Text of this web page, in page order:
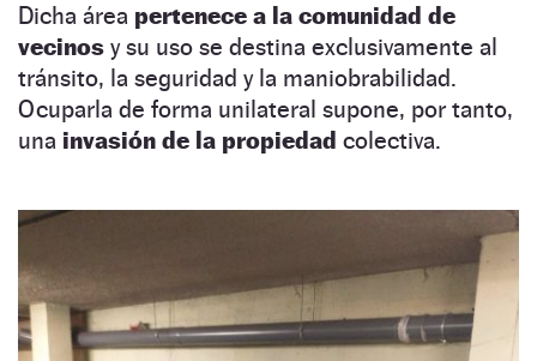
Dicha área pertenece a la comunidad de
vecinos y su uso se destina exclusivamente al
tránsito, la seguridad y la maniobrabilidad.
Ocuparla de forma unilateral supone, por tanto,
una invasión de la propiedad colectiva.